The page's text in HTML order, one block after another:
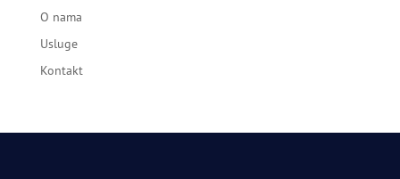
O nama
Usluge
Kontakt